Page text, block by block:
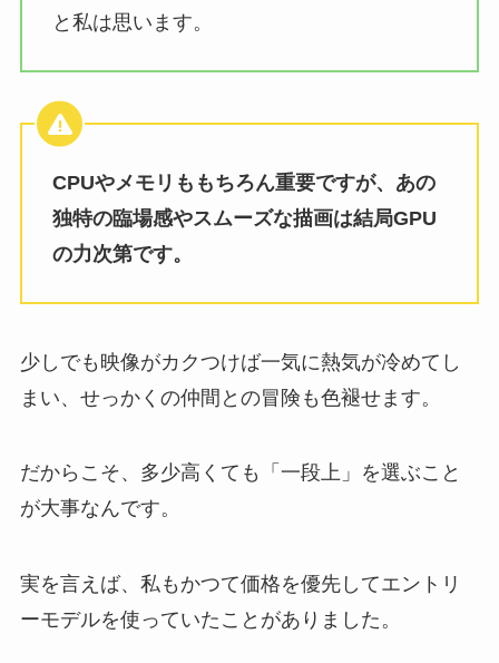
と私は思います。
CPUやメモリももちろん重要ですが、あの
独特の臨場感やスムーズな描画は結局GPU
の力次第です。
少しでも映像がカクつけば一気に熱気が冷めてし
まい、せっかくの仲間との冒険も色褪せます。
だからこそ、多少高くても「一段上」を選ぶこと
が大事なんです。
実を言えば、私もかつて価格を優先してエントリ
ーモデルを使っていたことがありました。